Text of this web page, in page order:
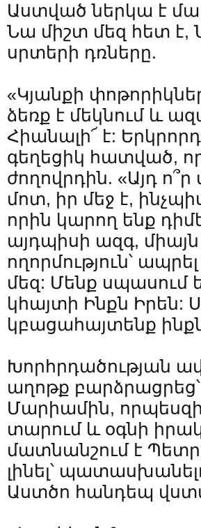
Աստված ներկա է
Նա միշտ մեզ հետ
սրտերի դռները.
«Կյանքի
ձեռք է մեկնում և
Հիանալի՜ է:
գեղեցիկ հատված,
ժողովրդին. «Այդ
մոտ, իր մեջ է,
որին կարող ենք
այդպիսի ազգ,
ողորմություն՝
մեզ: Մենք սպասում
կհայտի Ինքն Իրեն:
կբացահայտենք
Խորհրդածության
աղոթք բարձրացրեց՝
Մարիամին,
տարում և օգնի
մատնանշում է
լինել՝
Աստծո հանդեպ